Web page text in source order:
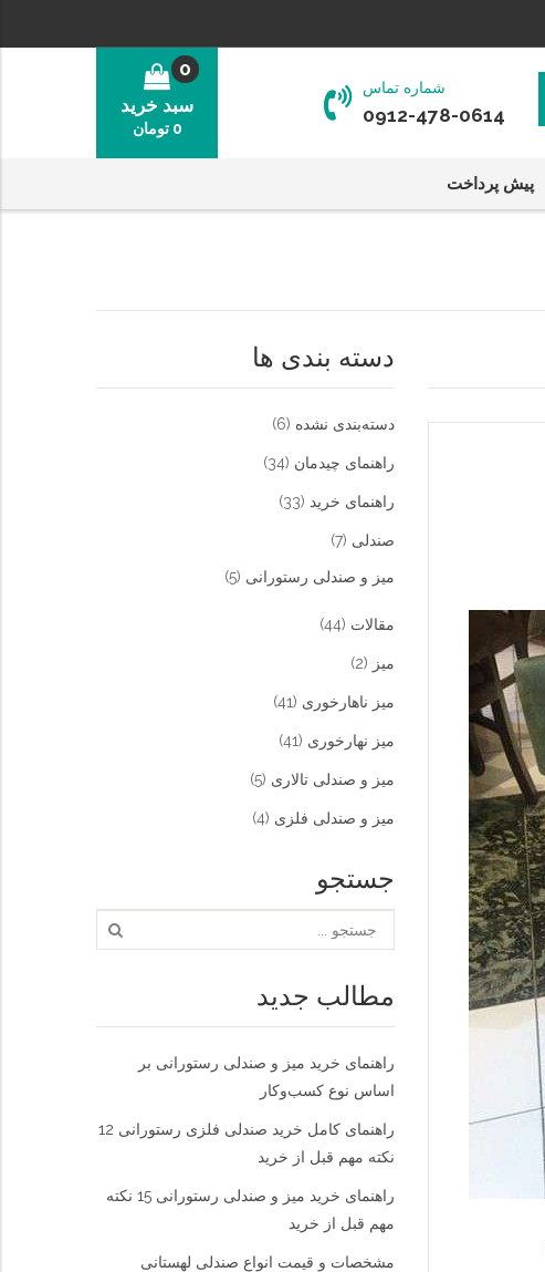
شماره تماس
0912-478-0614 سبد خرید
0
0 تومان
پیش پرداخت
دسته بندی ها
دسته‌بندی نشده (6)
راهنمای چیدمان (34)
راهنمای خرید (33)
صندلی (7)
میز و صندلی رستورانی (5)
مقالات (44)
میز (2)
میز ناهارخوری (41)
میز نهارخوری (41)
میز و صندلی تالاری (5)
میز و صندلی فلزی (4)
جستجو
مطالب جدید
راهنمای خرید میز و صندلی رستورانی بر
اساس نوع کسب‌و‌کار
راهنمای کامل خرید صندلی فلزی رستورانی 12
نکته مهم قبل از خرید
راهنمای خرید میز و صندلی رستورانی 15 نکته
مهم قبل از خرید
مشخصات و قیمت انواع صندلی لهستانی